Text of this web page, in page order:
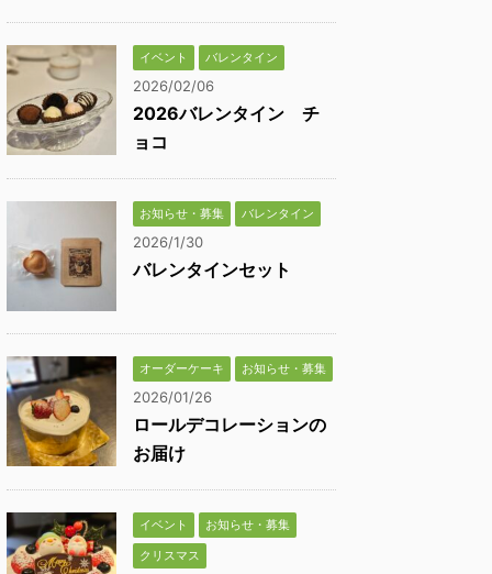
イベント バレンタイン
2026/02/06
2026バレンタイン チ
ョコ
お知らせ・募集 バレンタイン
2026/1/30
バレンタインセット
オーダーケーキ お知らせ・募集
2026/01/26
ロールデコレーションの
お届け
イベント
お知らせ・募集
クリスマス